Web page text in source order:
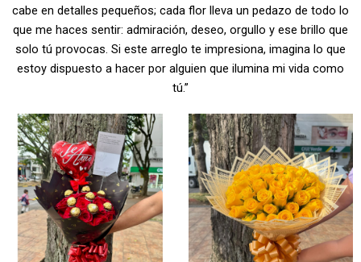
cabe en detalles pequeños; cada flor lleva un pedazo de todo lo
que me haces sentir: admiración, deseo, orgullo y ese brillo que
solo tú provocas. Si este arreglo te impresiona, imagina lo que
estoy dispuesto a hacer por alguien que ilumina mi vida como
tú.”